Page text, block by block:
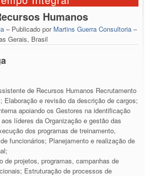
Humanos
– Publicado por Martins Guerra Consultoria –
Gerais, Brasil
de Recursos Humanos Recrutamento
Elaboração e revisão da descrição de cargos;
apoiando os Gestores na identificação
líderes da Organização e gestão das
dos programas de treinamento,
funcionários; Planejamento e realização de
de projetos, programas, campanhas de
Estruturação de processos de